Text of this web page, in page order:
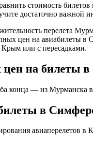
стоимость
достаточно важной
перелета
цен на авиабилеты в
или с пересадками.
цен на билеты
конца — из Мурманска
в
авиаперелетов в